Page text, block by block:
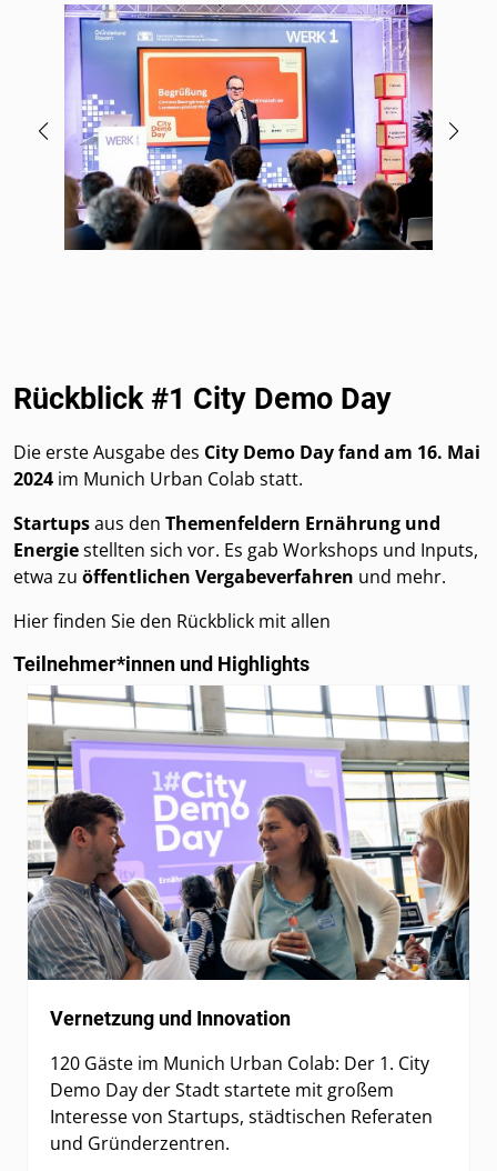
Rückblick #1 City Demo Day
Die erste Ausgabe des City Demo Day fand am 16. Mai
2024 im Munich Urban Colab statt.
Startupsaus den Themenfeldern Ernährung und
Energiestellten sich vor. Es gab Workshops und Inputs,
etwa zu öffentlichen Vergabeverfahren und mehr.
Hier finden Sie den Rückblick mit allen
Teilnehmer*innen und Highlights
Vernetzung und Innovation
120 Gäste im Munich Urban Colab: Der 1. City
Demo Day der Stadt startete mit großem
Interesse von Startups, städtischen Referaten
und Gründerzentren.